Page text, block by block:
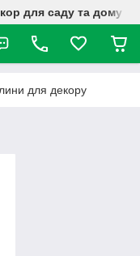
для саду та дому
для декору